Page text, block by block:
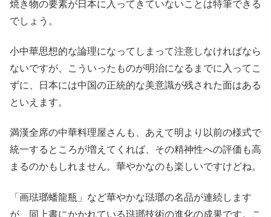
焼き物の要素が日本に入ってきていないことは特筆できる
でしょう。
小中華思想的な論理になってしまって注意しなければなら
ないですが、こういったものが明治になるまでに入ってこ
ずに、日本には中国の正統的な美意識が残された面はある
といえます。
満漢全席の中華料理屋さんも、あえて明より以前の様式で
統一するところが増えてくれば、その精神性への評価も高
まるのかもしれません。華やかなのも楽しいですけどね。
「画琺瑯蟠龍瓶」など華やかな琺瑯の名品が連続します
が、同上書にかかれている琺瑯技術の進化の成果です。こ